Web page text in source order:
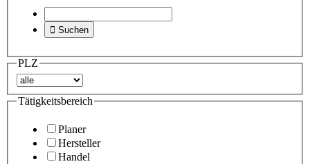
 Suchen
PLZ
Tätigkeitsbereich
Planer
Hersteller
Handel